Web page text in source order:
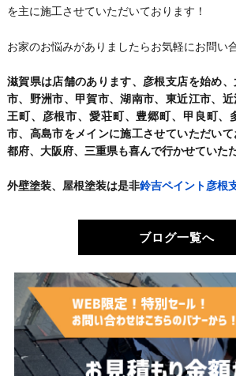
を主に施工させていただいております！
お家のお悩みがありましたらお気軽にお問い
滋賀県は店舗のあります、彦根支店を始め
市、野洲市、甲賀市、湖南市、東近江市、
王町、彦根市、愛荘町、豊郷町、甲良町、
市、高島市をメインに施工させていただい
都府、大阪府、三重県も喜んで行かせていた
外壁塗装、屋根塗装は是非鈴吉ペイント彦根
ブログ一覧へ